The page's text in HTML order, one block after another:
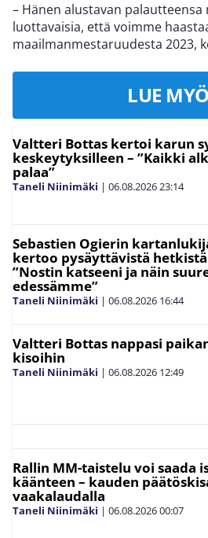
– Hänen alustavan
luottavaisia, että voimme
maailmanmestaruudesta 2023,
LUE
Valtteri Bottas kertoi karun
keskeytyksilleen – ”Kaikki
palaa”
Taneli Niinimäki | 06.08.202623:14
Sebastien Ogierin
kertoo pysäyttävistä
”Nostin katseeni ja näin
edessämme”
Taneli Niinimäki | 06.08.2026 16:44
Valtteri Bottas nappasi
kisoihin
Taneli Niinimäki | 06.08.2026 12:49
Rallin MM-taistelu voi saada
käänteen – kauden
vaakalaudalla
Taneli Niinimäki | 06.08.202600:07